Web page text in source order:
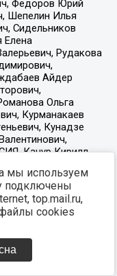
мы используем
подключены
top.mail.ru,
cookies